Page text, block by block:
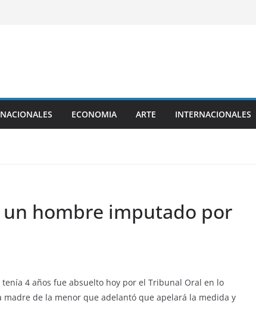
NACIONALES ECONOMIA ARTE INTERNACIONALES
un hombre imputado por
4 años fue absuelto hoy por el Tribunal Oral en lo
de la menor que adelantó que apelará la medida y